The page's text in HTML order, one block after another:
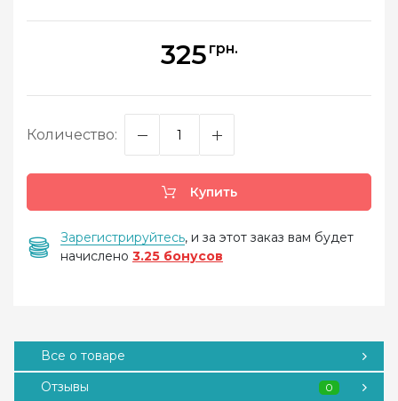
325 грн.
Количество:
Купить
Зарегистрируйтесь, и за этот заказ вам будет
начислено 3.25 бонусов
Все о товаре
Отзывы
0